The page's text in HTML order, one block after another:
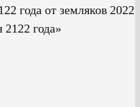
года от земляков 2022
2122 года»